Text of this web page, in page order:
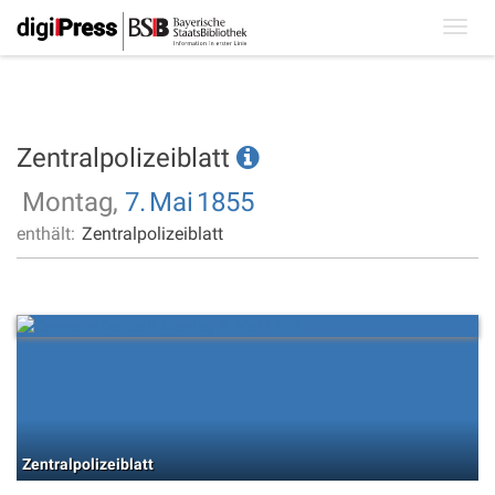
Zentralpolizeiblatt
Montag, 7. Mai 1855
enthält: Zentralpolizeiblatt
Zentralpolizeiblatt